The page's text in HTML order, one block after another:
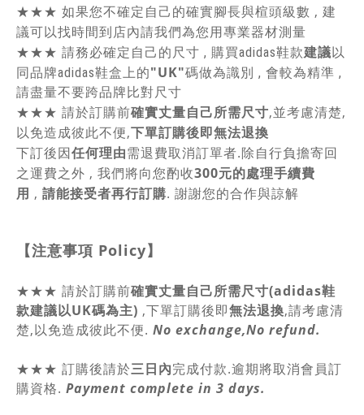
★★★ 如果您不確定自己的確實腳長與楦頭級數 , 建
議可以找時間到店內請我們為您用專業器材測量
★★★ 請務必確定自己的尺寸 , 購買adidas鞋款建議以
同品牌adidas鞋盒上的"UK"碼做為識別 , 會較為精準 ,
請盡量不要跨品牌比對尺寸
★★★ 請於訂購前確實丈量自己所需尺寸,並考慮清楚,
以免造成彼此不便,下單訂購後即無法退換
下訂後因任何理由需退費取消訂單者.除自行負擔寄回
之運費之外 , 我們將向您酌收300元的處理手續費
用 , 請能接受者再行訂購. 謝謝您的合作與諒解
【注意事項 Policy】
★★★ 請於訂購前確實丈量自己所需尺寸(adidas鞋
款建議以UK碼為主) ,下單訂購後即無法退換,請考慮清
楚,以免造成彼此不便. No exchange,No refund.
★★★ 訂購後請於三日內完成付款.逾期將取消會員訂
購資格. Payment complete in 3 days.